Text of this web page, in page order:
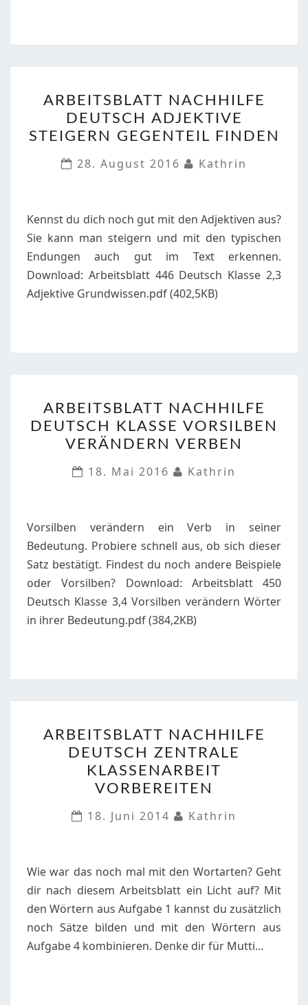
NACHHILFE
DEUTSCH
ADJEKTIVE
STEIGERN
ARBEITSBLATT NACHHILFE
DEUTSCH ADJEKTIVE
STEIGERN GEGENTEIL FINDEN
28. August 2016
Kathrin
Kennst du dich noch gut mit den Adjektiven aus?
Sie kann man steigern und mit den typischen
Endungen auch gut im Text erkennen.
Download: Arbeitsblatt 446 Deutsch Klasse 2,3
Adjektive Grundwissen.pdf (402,5KB)
NACHHILFE
DEUTSCH
KLASSE
VORSILBEN
ARBEITSBLATT NACHHILFE
DEUTSCH KLASSE VORSILBEN
VERÄNDERN VERBEN
18. Mai 2016
Kathrin
Vorsilben verändern ein Verb in seiner
Bedeutung. Probiere schnell aus, ob sich dieser
Satz bestätigt. Findest du noch andere Beispiele
oder Vorsilben? Download: Arbeitsblatt 450
Deutsch Klasse 3,4 Vorsilben verändern Wörter
in ihrer Bedeutung.pdf (384,2KB)
NACHHILFE
DEUTSCH
ZENTRALE
KLASSENARBEIT
VORBEREITEN
ARBEITSBLATT NACHHILFE
DEUTSCH ZENTRALE
KLASSENARBEIT
VORBEREITEN
18. Juni 2014
Kathrin
Wie war das noch mal mit den Wortarten? Geht
dir nach diesem Arbeitsblatt ein Licht auf? Mit
den Wörtern aus Aufgabe 1 kannst du zusätzlich
noch Sätze bilden und mit den Wörtern aus
Aufgabe 4 kombinieren. Denke dir für Mutti…